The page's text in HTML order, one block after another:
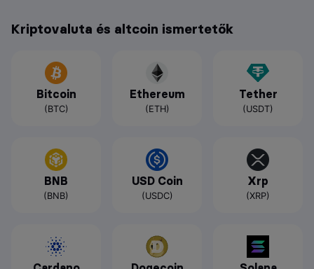
Kriptovaluta és altcoin ismertetők
Bitcoin
(BTC)
Ethereum
(ETH)
Tether
(USDT)
BNB
(BNB)
USD Coin
(USDC)
Xrp
(XRP)